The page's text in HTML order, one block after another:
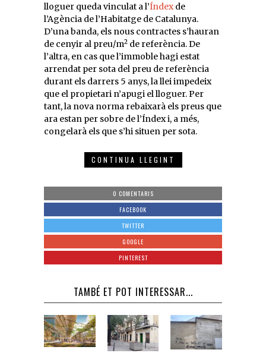
lloguer queda vinculat a l’Índexde
l’Agència de l’Habitatge de Catalunya.
D’una banda, els nous contractes s’hauran
de cenyir al preu/m2 de referència. De
l’altra, en cas que l’immoble hagi estat
arrendat per sota del preu de referència
durant els darrers 5 anys, la llei impedeix
que el propietari n’apugi el lloguer. Per
tant, la nova norma rebaixarà els preus que
ara estan per sobre de l’Índex i, a més,
congelarà els que s’hi situen per sota.
CONTINUA LLEGINT
0 COMENTARIS
FACEBOOK
TWITTER
GOOGLE
PINTEREST
TAMBÉ ET POT INTERESSAR...